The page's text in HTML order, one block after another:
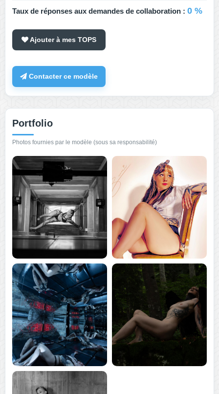
Taux de réponses aux demandes de collaboration : 0 %
Ajouter à mes TOPS
Contacter ce modèle
Portfolio
Photos fournies par le modèle (sous sa responsabilité)